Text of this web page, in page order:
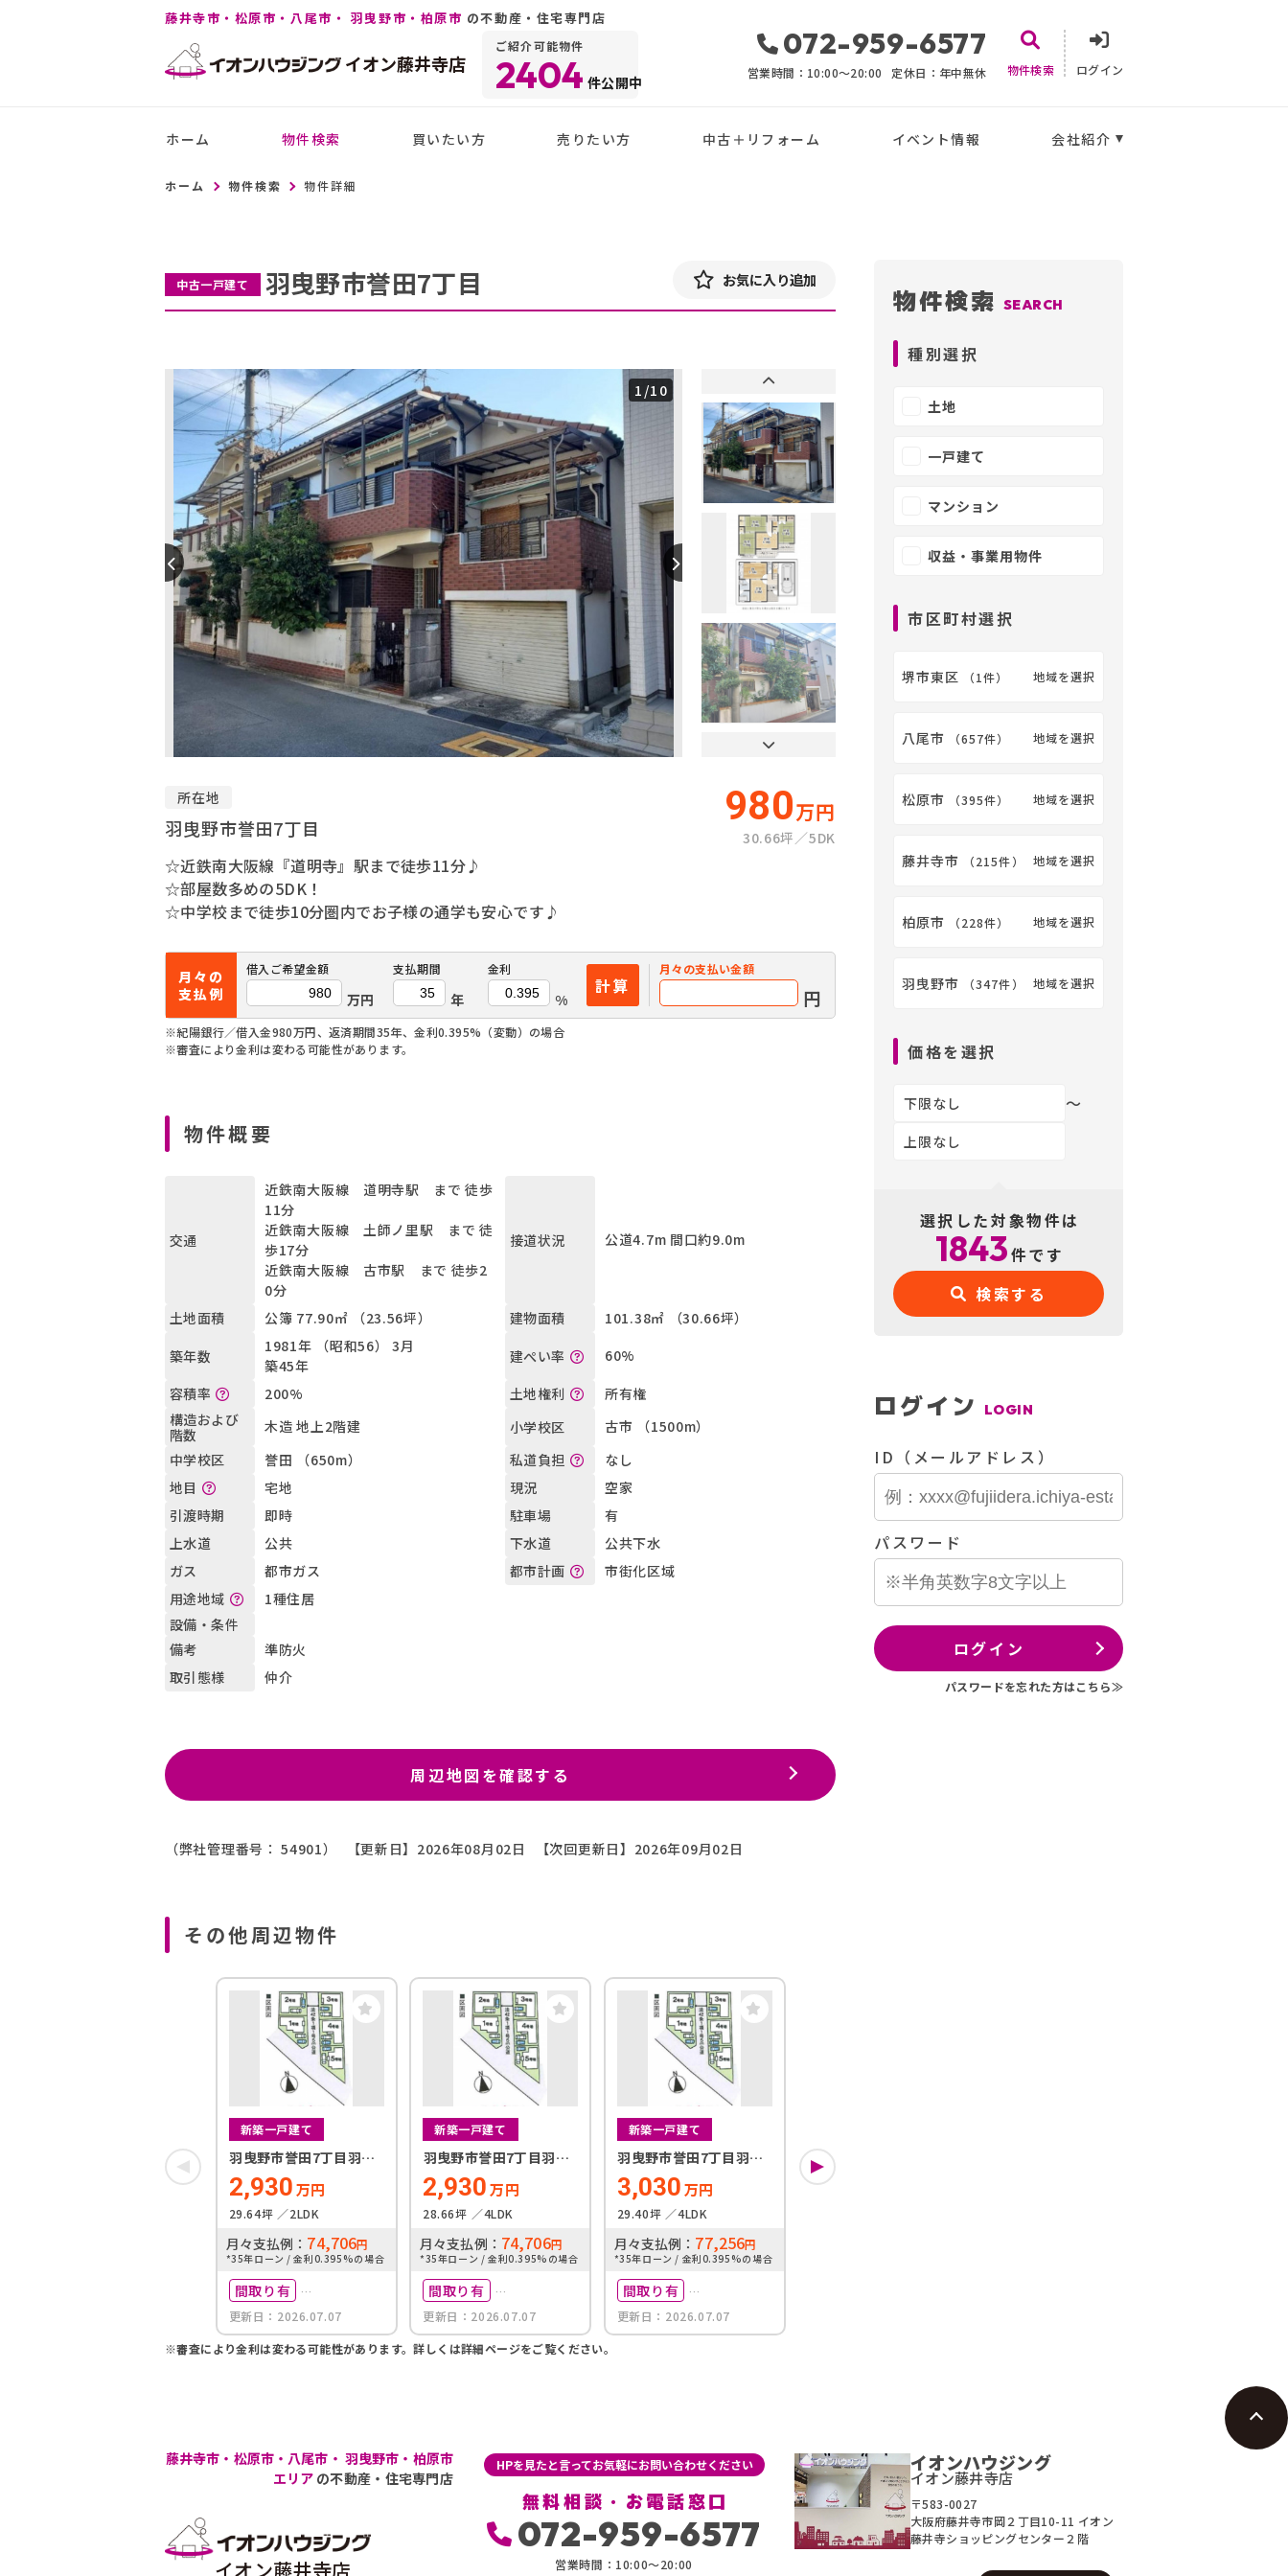
藤井寺市・松原市・八尾市・ 羽曳野市・柏原市 の不動産・住宅専門店
イオン藤井寺店
ご紹介可能物件
2404 件公開中
072-959-6577
営業時間：10:00〜20:00 定休日：年中無休 物件検索 ログイン
ホーム 物件検索 買いたい方 売りたい方 中古＋リフォーム イベント情報 会社紹介
ホーム 物件検索 物件詳細
中古一戸建て 羽曳野市誉田7丁目 お気に入り追加
1 /10
所在地
羽曳野市誉田7丁目 980万円
30.66坪 5DK
☆近鉄南大阪線『道明寺』駅まで徒歩11分♪
☆部屋数多めの5DK！
☆中学校まで徒歩10分圏内でお子様の通学も安心です♪
月々の
支払例
借入ご希望金額
万円
支払期間
年
金利
%
計算
月々の支払い金額
円
※紀陽銀行／借入金980万円、返済期間35年、金利0.395%（変動）の場合
※審査により金利は変わる可能性があります。
物件概要
交通
近鉄南大阪線 道明寺駅 まで 徒歩
11分
近鉄南大阪線 土師ノ里駅 まで 徒
歩17分
近鉄南大阪線 古市駅 まで 徒歩2
0分
接道状況 公道4.7m 間口約9.0m
土地面積 公簿 77.90㎡ （23.56坪） 建物面積
101.38㎡ （30.66坪）
築年数
1981年 （昭和56） 3月
築45年
建ぺい率
60%
容積率
200% 土地権利
所有権
構造および
階数
木造 地上2階建 小学校区
古市 （1500m）
中学校区
誉田 （650m） 私道負担
なし
地目
宅地 現況
空家
引渡時期
即時 駐車場
有
上水道
公共 下水道
公共下水
ガス
都市ガス 都市計画
市街化区域
用途地域
1種住居
設備・条件
備考
準防火
取引態様
仲介
周辺地図を確認する
（弊社管理番号： 54901） 【更新日】2026年08月02日 【次回更新日】2026年09月02日
その他周辺物件
新築一戸建て
羽曳野市誉田7丁目羽曳
野市第２誉田３号地
2,930万円
29.64坪 2LDK
月々支払例： 74,706円
*35年ローン / 金利0.395%の場合
間取り有
駅徒歩10分以内
更新日：2026.07.07
新築一戸建て
羽曳野市誉田7丁目羽曳
野市第２誉田２号地
2,930万円
28.66坪 4LDK
月々支払例： 74,706円
*35年ローン / 金利0.395%の場合
間取り有
駅徒歩10分以内
更新日：2026.07.07
新築一戸建て
羽曳野市誉田7丁目羽曳
野市第２誉田１号地
3,030万円
29.40坪 4LDK
月々支払例： 77,256円
*35年ローン / 金利0.395%の場合
間取り有
駅徒歩10分以内
更新日：2026.07.07
羽曳野市誉田7丁目
2,280
※審査により金利は変わる可能性があります。詳しくは詳細ページをご覧ください。
物件検索 SEARCH
種別選択
土地
一戸建て
マンション
収益・事業用物件
市区町村選択
堺市東区 （1件） 地域を選択
八尾市 （657件） 地域を選択
松原市 （395件） 地域を選択
藤井寺市 （215件） 地域を選択
柏原市 （228件） 地域を選択
羽曳野市 （347件） 地域を選択
価格を選択
〜
選択した対象物件は
1843件です
検索する
ログイン LOGIN
ID（メールアドレス）
パスワード
ログイン
パスワードを忘れた方はこちら≫
藤井寺市・松原市・八尾市・ 羽曳野市・柏原市
エリア の不動産・住宅専門店
イオン藤井寺店
HPを見たと言ってお気軽にお問い合わせください
無料相談・お電話窓口
072-959-6577
営業時間：10:00〜20:00
イオンハウジング
イオン藤井寺店
〒583-0027
大阪府藤井寺市岡２丁目10-11 イオン
藤井寺ショッピングセンター２階